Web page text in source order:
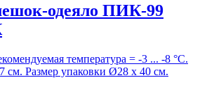
одеяло ПИК-99
температура = -3 ... -8 °С.
см. Размер упаковки Ø28 х 40 см.